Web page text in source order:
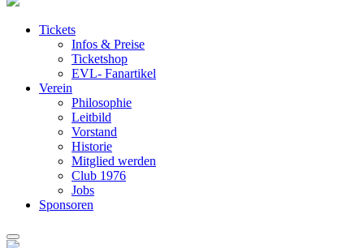
Tickets
Infos & Preise
Ticketshop
EVL- Fanartikel
Verein
Philosophie
Leitbild
Vorstand
Historie
Mitglied werden
Club 1976
Jobs
Sponsoren